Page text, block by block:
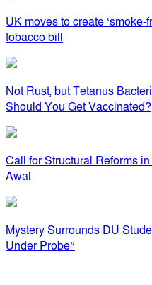
UK moves to create
tobacco bill
Not Rust, but Tetanus
Should You Get Vaccinated?
Call for Structural Reforms
Awal
Mystery Surrounds DU
Under Probe”